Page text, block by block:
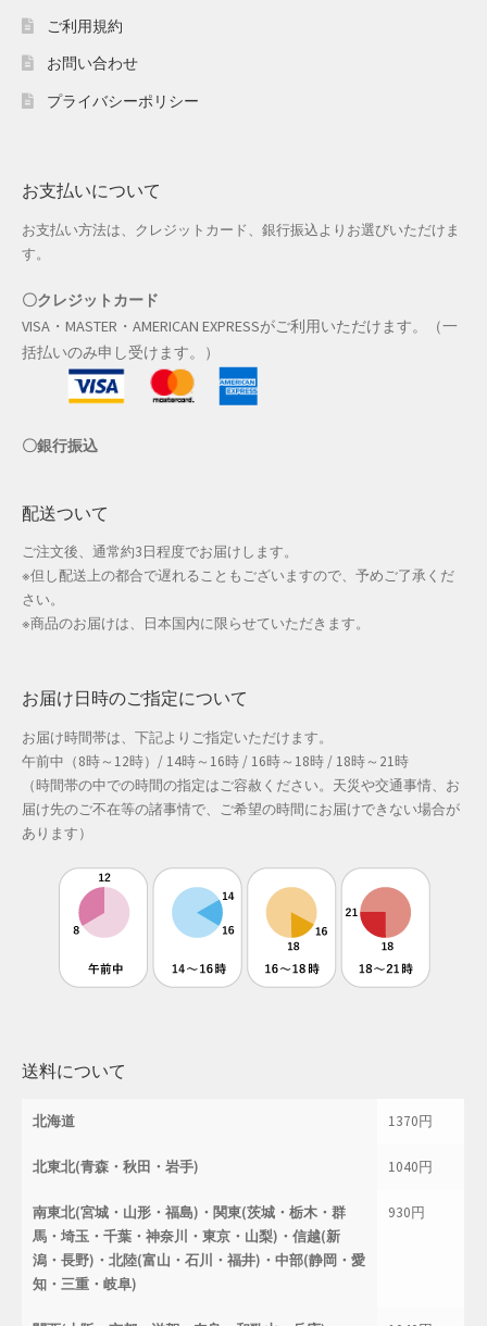
配送先住所
冬服ファッション特集
商品一覧
夏服ファッション特集
店舗一覧
店舗管理
成人の日特集
支払い
配送先住所
敬老の日特集
春の新生活応援
春服ファッション特集
母の日特集
父の日特集
特定商取引法に基づく表記
返金および返品ポリシー
配送状況の確認
ご利用規約
お問い合わせ
プライバシーポリシー
お支払いについて
お支払い方法は、クレジットカード、銀行振込よりお選びいただけま
す。
〇クレジットカード
VISA・MASTER・AMERICAN EXPRESSがご利用いただけます。（一
括払いのみ申し受けます。）
〇銀行振込
配送ついて
ご注文後、通常約3日程度でお届けします。
※但し配送上の都合で遅れることもございますので、予めご了承くだ
さい。
※商品のお届けは、日本国内に限らせていただきます。
お届け日時のご指定について
お届け時間帯は、下記よりご指定いただけます。
午前中（8時～12時）/ 14時～16時 / 16時～18時 / 18時～21時
（時間帯の中での時間の指定はご容赦ください。天災や交通事情、お
届け先のご不在等の諸事情で、ご希望の時間にお届けできない場合が
あります）
送料について
北海道 1370円
北東北(青森・秋田・岩手) 1040円
南東北(宮城・山形・福島)・関東(茨城・栃木・群
馬・埼玉・千葉・神奈川・東京・山梨)・信越(新
潟・長野)・北陸(富山・石川・福井)・中部(静岡・愛
知・三重・岐阜)
930円